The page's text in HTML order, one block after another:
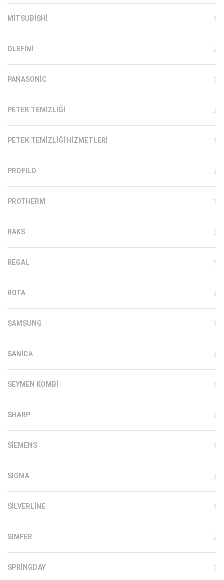
MITSUBISHI
OLEFINI
PANASONIC
PETEK TEMIZLIĞI
PETEK TEMIZLIĞI HIZMETLERI
PROFILO
PROTHERM
RAKS
REGAL
ROTA
SAMSUNG
SANICA
SEYMEN KOMBI
SHARP
SIEMENS
SIGMA
SILVERLINE
SIMFER
SPRINGDAY